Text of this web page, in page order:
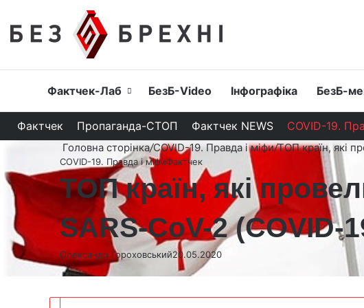
Головна
Фактчек-Лаб БезБ-Video Інфографіка БезБ-
Фактчек Пропаганда-СТОП Фактчек NEWS COVID-19.
Головна сторінка/COVID-19. Правда і міфи/ТОП країн, які
COVID-19. Правда і міфиФактчек
ТОП країн, які
SARS-CoV-2 (COVID-
Олександр Гороховський20.05.2020